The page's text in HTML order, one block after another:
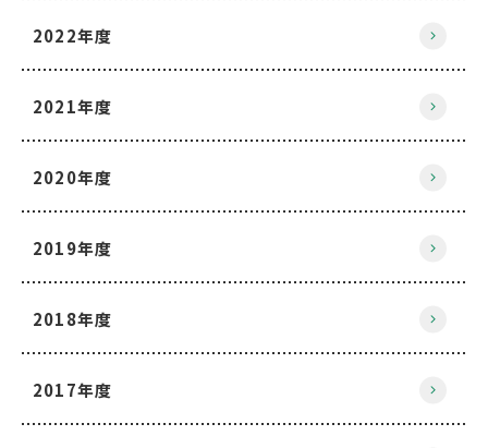
2022年度
2021年度
2020年度
2019年度
2018年度
2017年度